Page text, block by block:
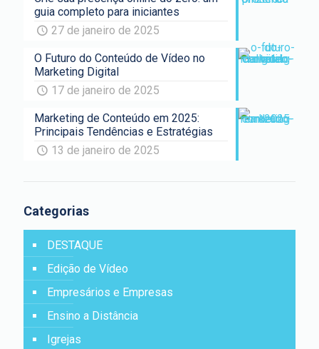
guia completo para iniciantes
27 de janeiro de 2025
O Futuro do Conteúdo de Vídeo no
Marketing Digital
17 de janeiro de 2025
Marketing de Conteúdo em 2025:
Principais Tendências e Estratégias
13 de janeiro de 2025
Categorias
DESTAQUE
Edição de Vídeo
Empresários e Empresas
Ensino a Distância
Igrejas